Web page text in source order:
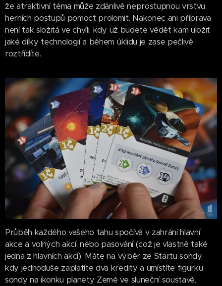
že atraktivní téma může zdánlivě neprostupnou vrstvu
herních postupů pomoct prolomit. Nakonec ani příprava
není tak složitá ve chvíli, kdy už budete vědět kam uložit
jaké dílky technologií a během úklidu je zase pečlivě
roztřídíte.
Průběh každého vašeho tahu spočívá v zahrání hlavní
akce a volných akcí, nebo pasování (což je vlastně také
jedna z hlavních akcí). Máte na výběr ze Startu sondy,
kdy jednoduše zaplatíte dva kredity a umístíte figurku
sondy na ikonku planety Země ve sluneční soustavě.